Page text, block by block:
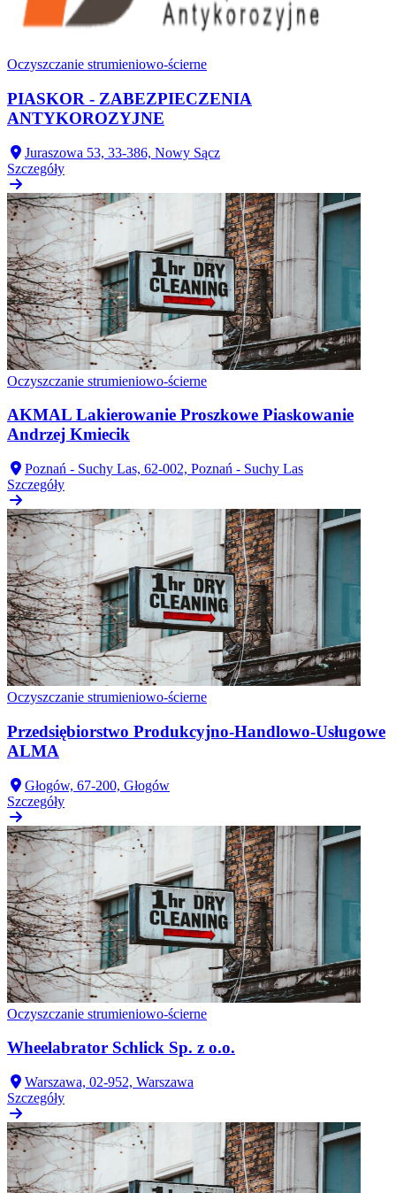
Oczyszczanie strumieniowo-ścierne
PIASKOR - ZABEZPIECZENIA
ANTYKOROZYJNE
Juraszowa 53, 33-386, Nowy Sącz
Szczegóły
Oczyszczanie strumieniowo-ścierne
AKMAL Lakierowanie Proszkowe Piaskowanie
Andrzej Kmiecik
Poznań - Suchy Las, 62-002, Poznań - Suchy Las
Szczegóły
Oczyszczanie strumieniowo-ścierne
Przedsiębiorstwo Produkcyjno-Handlowo-Usługowe
ALMA
Głogów, 67-200, Głogów
Szczegóły
Oczyszczanie strumieniowo-ścierne
Wheelabrator Schlick Sp. z o.o.
Warszawa, 02-952, Warszawa
Szczegóły